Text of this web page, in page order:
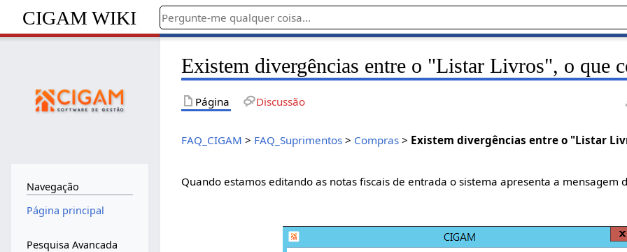
CIGAM WIKI
Existem divergências entre o "Listar Livros", o que
Página Discussão
FAQ_CIGAM > FAQ_Suprimentos > Compras > Existem divergências entre o "Listar
Quando estamos editando as notas fiscais de entrada o sistema apresenta a mensagem
Navegação
Página principal
Pesquisa Avancada